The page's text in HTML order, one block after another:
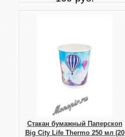
Стакан бумажный Паперскоп
Big City Life Thermo 250 мл (20